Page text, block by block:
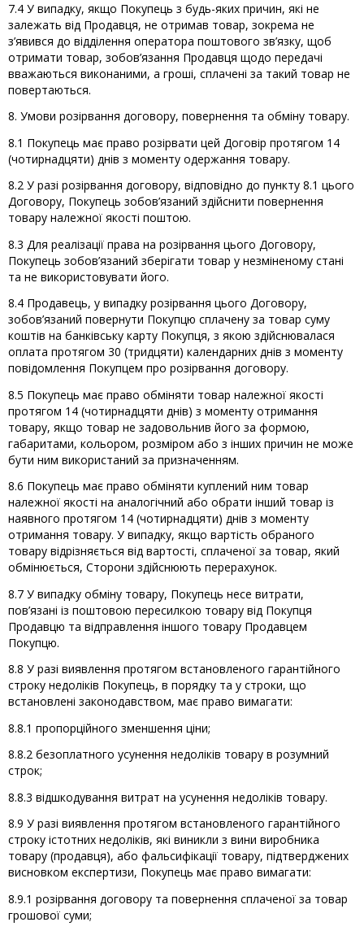
7.4 У випадку, якщо Покупець з будь-яких причин, які не
залежать від Продавця, не отримав товар, зокрема не
з’явився до відділення оператора поштового зв’язку, щоб
отримати товар, зобов’язання Продавця щодо передачі
вважаються виконаними, а гроші, сплачені за такий товар не
повертаються.
8. Умови розірвання договору, повернення та обміну товару.
8.1 Покупець має право розірвати цей Договір протягом 14
(чотирнадцяти) днів з моменту одержання товару.
8.2 У разі розірвання договору, відповідно до пункту 8.1 цього
Договору, Покупець зобов’язаний здійснити повернення
товару належної якості поштою.
8.3 Для реалізації права на розірвання цього Договору,
Покупець зобов’язаний зберігати товар у незміненому стані
та не використовувати його.
8.4 Продавець, у випадку розірвання цього Договору,
зобов’язаний повернути Покупцю сплачену за товар суму
коштів на банківську карту Покупця, з якою здійснювалася
оплата протягом 30 (тридцяти) календарних днів з моменту
повідомлення Покупцем про розірвання договору.
8.5 Покупець має право обміняти товар належної якості
протягом 14 (чотирнадцяти днів) з моменту отримання
товару, якщо товар не задовольнив його за формою,
габаритами, кольором, розміром або з інших причин не може
бути ним використаний за призначенням.
8.6 Покупець має право обміняти куплений ним товар
належної якості на аналогічний або обрати інший товар із
наявного протягом 14 (чотирнадцяти) днів з моменту
отримання товару. У випадку, якщо вартість обраного
товару відрізняється від вартості, сплаченої за товар, який
обмінюється, Сторони здійснюють перерахунок.
8.7 У випадку обміну товару, Покупець несе витрати,
пов’язані із поштовою пересилкою товару від Покупця
Продавцю та відправлення іншого товару Продавцем
Покупцю.
8.8 У разі виявлення протягом встановленого гарантійного
строку недоліків Покупець, в порядку та у строки, що
встановлені законодавством, має право вимагати:
8.8.1 пропорційного зменшення ціни;
8.8.2 безоплатного усунення недоліків товару в розумний
строк;
8.8.3 відшкодування витрат на усунення недоліків товару.
8.9 У разі виявлення протягом встановленого гарантійного
строку істотних недоліків, які виникли з вини виробника
товару (продавця), або фальсифікації товару, підтверджених
висновком експертизи, Покупець має право вимагати:
8.9.1 розірвання договору та повернення сплаченої за товар
грошової суми;